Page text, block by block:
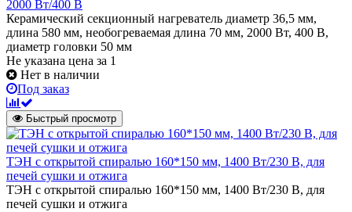
2000 Вт/400 В
Керамический секционный нагреватель диаметр 36,5 мм,
длина 580 мм, необогреваемая длина 70 мм, 2000 Вт, 400 В,
диаметр головки 50 мм
Не указана цена за 1
Нет в наличии
Под заказ
Быстрый просмотр
ТЭН с открытой спиралью 160*150 мм, 1400 Вт/230 В, для
печей сушки и отжига
ТЭН с открытой спиралью 160*150 мм, 1400 Вт/230 В, для
печей сушки и отжига